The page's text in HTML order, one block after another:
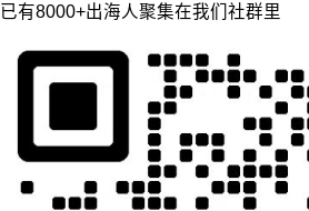
已有8000+出海人聚集在我们社群里